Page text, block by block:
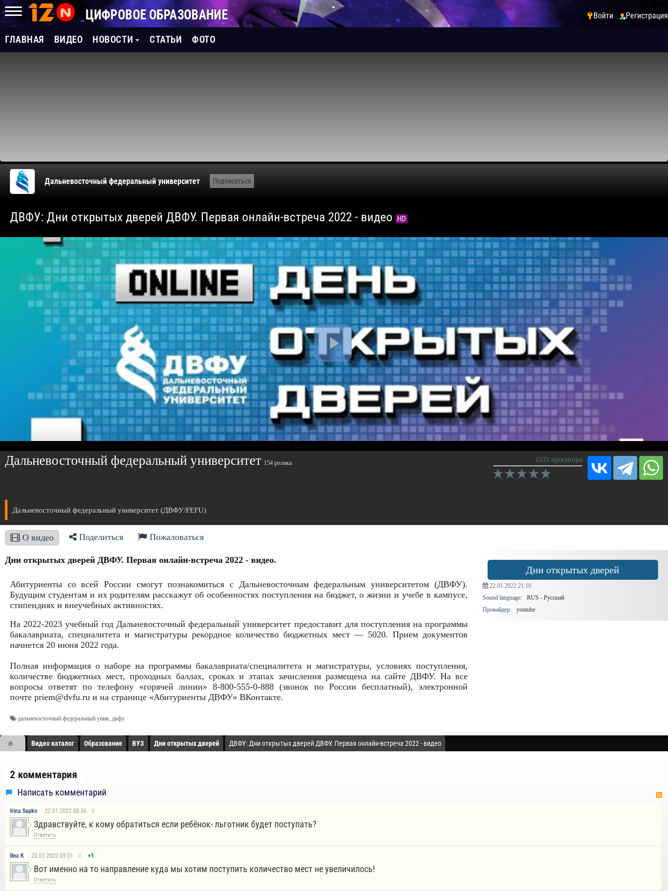
ЦИФРОВОЕ ОБРАЗОВАНИЕ Войти Регистрация
ГЛАВНАЯ ВИДЕО НОВОСТИ СТАТЬИ ФОТО
Дальневосточный федеральный университет Подписаться
ДВФУ: Дни открытых дверей ДВФУ. Первая онлайн-встреча 2022 - видео HD
Дальневосточный федеральный университет 154 ролика 1533 просмотра
Дальневосточный федеральный университет (ДВФУ/FEFU)
О видео Поделиться Пожаловаться
Дни открытых дверей ДВФУ. Первая онлайн-встреча 2022 - видео.
Абитуриенты со всей России смогут познакомиться с Дальневосточным федеральным университетом (ДВФУ).
Будущим студентам и их родителям расскажут об особенностях поступления на бюджет, о жизни и учебе в кампусе,
стипендиях и внеучебных активностях.
На 2022-2023 учебный год Дальневосточный федеральный университет предоставит для поступления на программы
бакалавриата, специалитета и магистратуры рекордное количество бюджетных мест — 5020. Прием документов
начнется 20 июня 2022 года.
Полная информация о наборе на программы бакалавриата/специалитета и магистратуры, условиях поступления,
количестве бюджетных мест, проходных баллах, сроках и этапах зачисления размещена на сайте ДВФУ. На все
вопросы ответят по телефону «горячей линии» 8-800-555-0-888 (звонок по России бесплатный), электронной
почте priem@dvfu.ru и на странице «Абитуриенты ДВФУ» ВКонтакте.
дальневосточный федеральный унив, двфу
Дни открытых дверей
22.01.2022 21:10
Sound language:
RUS - Русский
Провайдер:
youtube
Видео каталог Образование ВУЗ Дни открытых дверей ДВФУ: Дни открытых дверей ДВФУ. Первая онлайн-встреча 2022 - видео
2 комментария
Написать комментарий
Irina Sapko 22.01.2022 08:56 #
Здравствуйте, к кому обратиться если ребёнок- льготник будет поступать?
Ответить
Яна К 22.01.2022 09:31 # +1
Вот именно на то направление куда мы хотим поступить количество мест не увеличилось!
Ответить